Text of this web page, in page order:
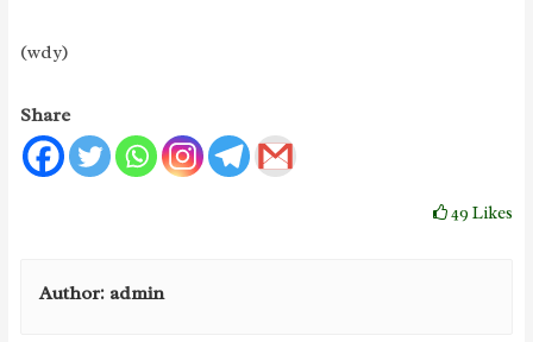
(wdy)
Share
49Likes
Author: admin